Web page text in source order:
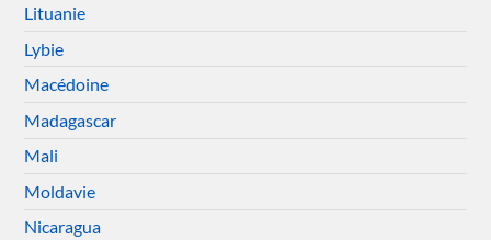
Lituanie
Lybie
Macédoine
Madagascar
Mali
Moldavie
Nicaragua